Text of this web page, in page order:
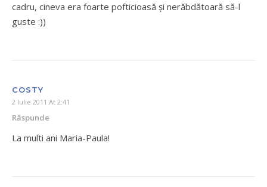
cadru, cineva era foarte pofticioasă și nerăbdătoară să-l
guste :))
COSTY
2 Iulie 2011 At 2:41
Răspunde
La multi ani Maria-Paula!